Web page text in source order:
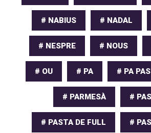
# NABIUS # NADAL
# NESPRE # NOUS
# OU # PA # PA
# PARMESÀ #
# PASTA DE FULL #